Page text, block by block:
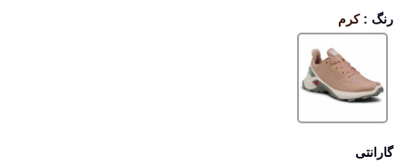
رنگ :کرم
گارانتی